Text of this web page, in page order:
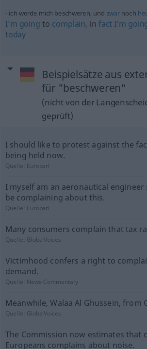
ich werde mich beschweren, und zwar noch
I’m going to complain, in fact I’m
today
Beispielsätze aus
für "beschweren"
(nicht von der
geprüft)
I should like to protest against the
being held now.
Quelle: Europarl
I myself am an aeronautical
be complaining about this.
Quelle: Europarl
Many consumers complain that tax
Quelle: GlobalVoices
Victimhood confers a right to
demand.
Quelle: News-Commentary
Meanwhile, Walaa Al Ghussein, from
Quelle: GlobalVoices
The Commission now estimates that
Europeans complains about noise.